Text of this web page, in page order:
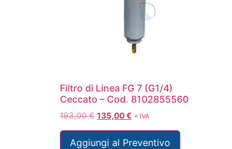
Filtro di Linea FG 7 (G1/4)
Ceccato – Cod. 8102855560
193,00€ 135,00€ + IVA
Aggiungi al Preventivo